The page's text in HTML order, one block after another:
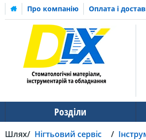
Про компанію Оплата і
Розділи
Шлях Нігтьовий сервіс